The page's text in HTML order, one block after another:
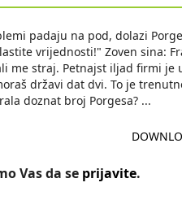
padaju na pod, dolazi
vrijednosti!" Zoven sina:
me straj. Petnajst iljad firmi je
državi dat dvi. To je
doznat broj Porgesa? ...
Vas da se prijavite.